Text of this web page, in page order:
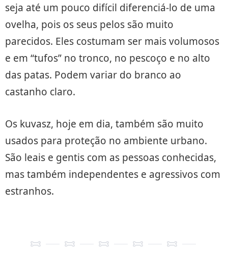
seja até um pouco difícil diferenciá-lo de uma
ovelha, pois os seus pelos são muito
parecidos. Eles costumam ser mais volumosos
e em “tufos” no tronco, no pescoço e no alto
das patas. Podem variar do branco ao
castanho claro.
Os kuvasz, hoje em dia, também são muito
usados para proteção no ambiente urbano.
São leais e gentis com as pessoas conhecidas,
mas também independentes e agressivos com
estranhos.